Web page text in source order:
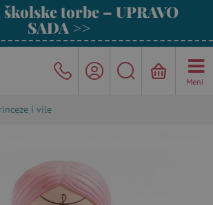
školske torbe – UPRAVO
SADA >>
Meni
i vile